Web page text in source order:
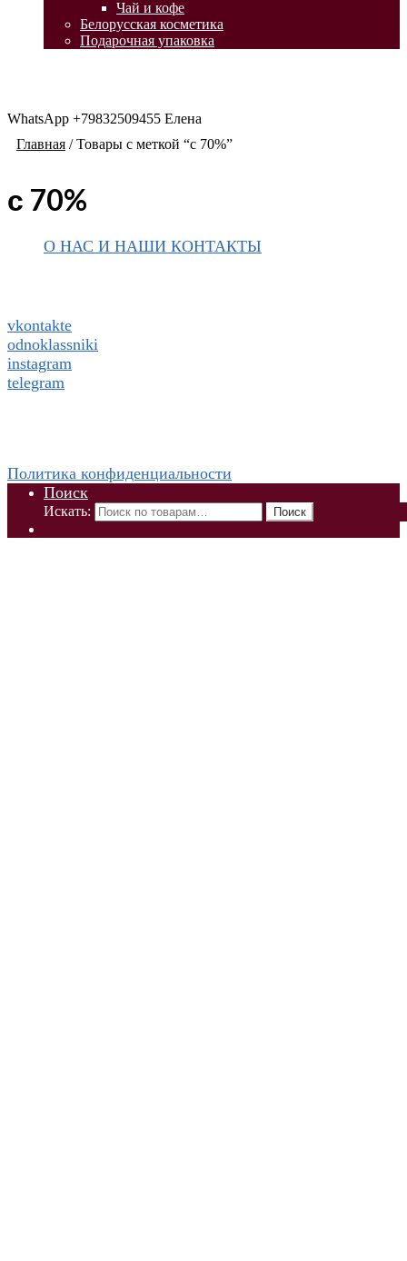
Чай и кофе
Белорусская косметика
Подарочная упаковка
WhatsApp +79832509455 Елена
Главная /Товары с меткой “с 70%”
с 70%
О НАС И НАШИ КОНТАКТЫ
vkontakte
odnoklassniki
instagram
telegram
Политика конфиденциальности
Поиск
Искать: Поиск